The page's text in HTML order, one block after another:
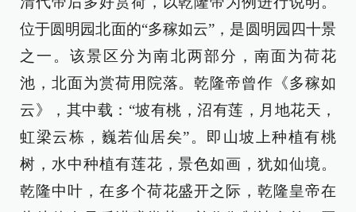
位于圆明园北面的“多稼如云”，是圆明园四十景
之一。该景区分为南北两部分，南面为荷花
池，北面为赏荷用院落。乾隆帝曾作《多稼如
云》，其中载：“坡有桃，沼有莲，月地花天，
虹梁云栋，巍若仙居矣”。即山坡上种植有桃
树，水中种植有莲花，景色如画，犹如仙境。
乾隆中叶，在多个荷花盛开之际，乾隆皇帝在